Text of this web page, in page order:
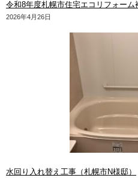
令和8年度札幌市住宅エコリフォー
2026年4月26日
水回り入れ替え工事（札幌市N様邸）